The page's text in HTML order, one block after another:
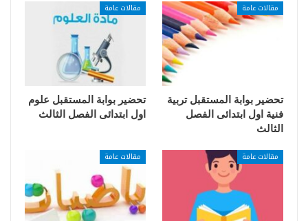
مقالات عامة
تحضير بوابة المستقبل تربية
فنية اول ابتدائى الفصل
الثالث
مقالات عامة
تحضير بوابة المستقبل علوم
اول ابتدائى الفصل الثالث
مقالات عامة مقالات عامة